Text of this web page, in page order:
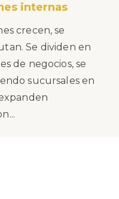
internas
crecen, se
Se dividen en
de negocios, se
sucursales en